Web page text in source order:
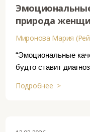
природа
Миронова Мария
“Эмоциональные
будто ставит
Подробнее >